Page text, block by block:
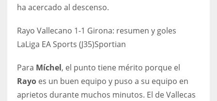
24
PIT
20
16
ha acercado al descenso.
Rayo Vallecano 1-1 Girona: resumen y goles
LaLiga EA Sports (J35)Sportian
Para Míchel, el punto tiene mérito porque el
Rayo es un buen equipo y puso a su equipo en
aprietos durante muchos minutos. El de Vallecas